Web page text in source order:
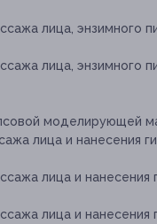
лица, энзимного
лица, энзимного
моделирующей
лица и нанесения
лица и
лица и